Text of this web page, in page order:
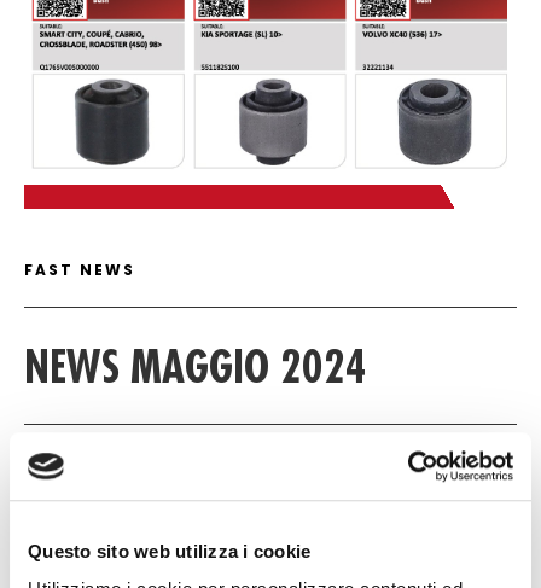
Questo sito web utilizza i cookie
FAST NEWS DETAIL
FAST NEWS
NEWS MAGGIO 2024
13 MAGGIO 2024
NULL